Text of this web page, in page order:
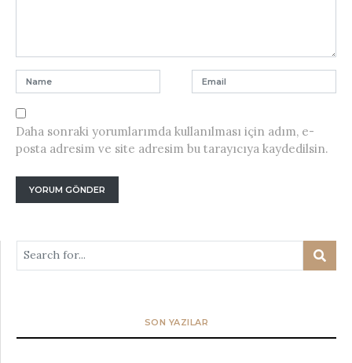
Daha sonraki yorumlarımda kullanılması için adım, e-
posta adresim ve site adresim bu tarayıcıya kaydedilsin.
SON YAZILAR